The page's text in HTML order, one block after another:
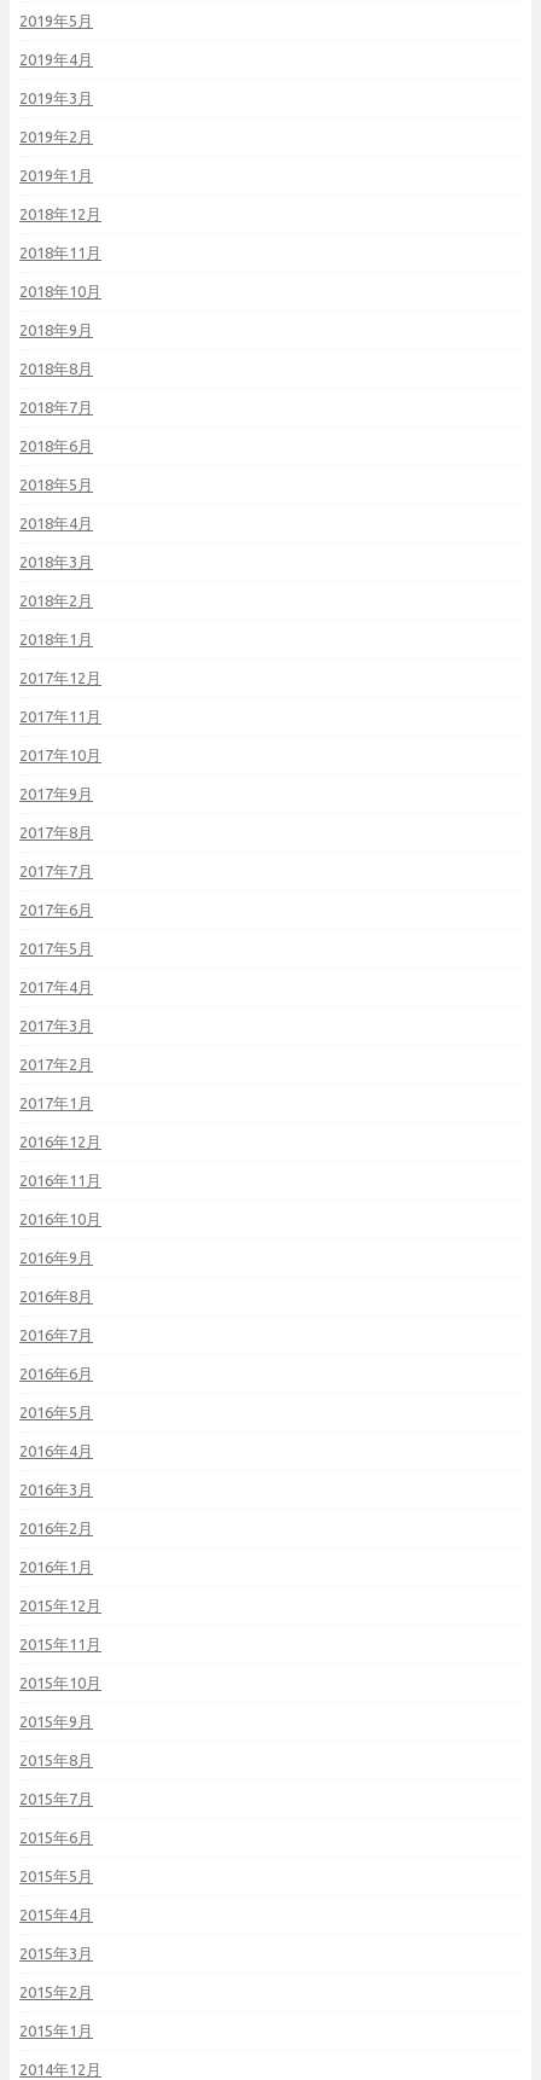
2019年5月
2019年4月
2019年3月
2019年2月
2019年1月
2018年12月
2018年11月
2018年10月
2018年9月
2018年8月
2018年7月
2018年6月
2018年5月
2018年4月
2018年3月
2018年2月
2018年1月
2017年12月
2017年11月
2017年10月
2017年9月
2017年8月
2017年7月
2017年6月
2017年5月
2017年4月
2017年3月
2017年2月
2017年1月
2016年12月
2016年11月
2016年10月
2016年9月
2016年8月
2016年7月
2016年6月
2016年5月
2016年4月
2016年3月
2016年2月
2016年1月
2015年12月
2015年11月
2015年10月
2015年9月
2015年8月
2015年7月
2015年6月
2015年5月
2015年4月
2015年3月
2015年2月
2015年1月
2014年12月